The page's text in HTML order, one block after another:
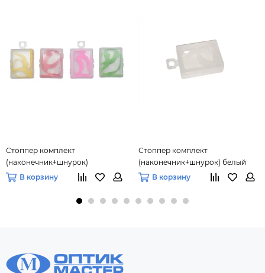
Стоппер комплект
(наконечник+шнурок)
В корзину
Стоппер комплект
(наконечник+шнурок) белый
В корзину